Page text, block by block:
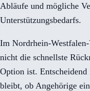
Abläufe und mögliche
Unterstützungsbedarfs.
Im Nordrhein-
nicht die schnellste
Option ist.
bleibt, ob Angehörige